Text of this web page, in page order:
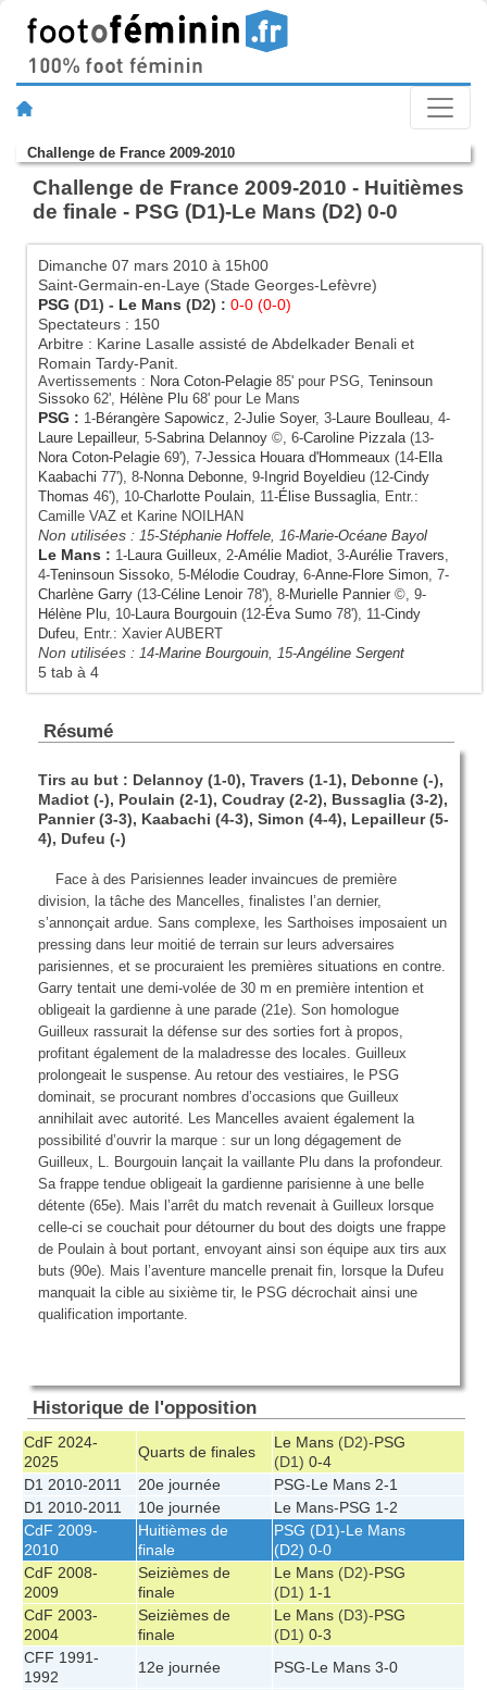
Challenge de France 2009-2010
Challenge de France 2009-2010 - Huitièmes
de finale - PSG (D1)-Le Mans (D2) 0-0
Dimanche 07 mars 2010 à 15h00
Saint-Germain-en-Laye (Stade Georges-Lefèvre)
PSG (D1) - Le Mans (D2) : 0-0 (0-0)
Spectateurs : 150
Arbitre : Karine Lasalle assisté de Abdelkader Benali et
Romain Tardy-Panit.
Avertissements : Nora Coton-Pelagie 85' pour PSG, Teninsoun
Sissoko 62', Hélène Plu 68' pour Le Mans
PSG : 1-Bérangère Sapowicz, 2-Julie Soyer, 3-Laure Boulleau, 4-
Laure Lepailleur, 5-Sabrina Delannoy ©, 6-Caroline Pizzala(13-
Nora Coton-Pelagie 69'), 7-Jessica Houara d'Hommeaux (14-Ella
Kaabachi 77'), 8-Nonna Debonne, 9- Ingrid Boyeldieu (12-Cindy
Thomas 46'), 10-Charlotte Poulain, 11-Élise Bussaglia, Entr.:
Camille VAZ et Karine NOILHAN
Non utilisées : 15-Stéphanie Hoffele, 16-Marie-Océane Bayol
Le Mans : 1-Laura Guilleux, 2-Amélie Madiot, 3-Aurélie Travers,
4-Teninsoun Sissoko, 5-Mélodie Coudray, 6-Anne-Flore Simon, 7-
Charlène Garry (13-Céline Lenoir 78'), 8-Murielle Pannier ©, 9-
Hélène Plu, 10-Laura Bourgouin (12-Éva Sumo 78'), 11-Cindy
Dufeu, Entr.: Xavier AUBERT
Non utilisées : 14-Marine Bourgouin, 15-Angéline Sergent
5 tab à 4
Résumé
Tirs au but : Delannoy (1-0), Travers (1-1), Debonne (-),
Madiot (-), Poulain (2-1), Coudray (2-2), Bussaglia (3-2),
Pannier (3-3), Kaabachi (4-3), Simon (4-4), Lepailleur (5-
4), Dufeu (-)
Face à des Parisiennes leader invaincues de première
division, la tâche des Mancelles, finalistes l’an dernier,
s’annonçait ardue. Sans complexe, les Sarthoises imposaient un
pressing dans leur moitié de terrain sur leurs adversaires
parisiennes, et se procuraient les premières situations en contre.
Garry tentait une demi-volée de 30 m en première intention et
obligeait la gardienne à une parade (21e). Son homologue
Guilleux rassurait la défense sur des sorties fort à propos,
profitant également de la maladresse des locales. Guilleux
prolongeait le suspense. Au retour des vestiaires, le PSG
dominait, se procurant nombres d’occasions que Guilleux
annihilait avec autorité. Les Mancelles avaient également la
possibilité d’ouvrir la marque : sur un long dégagement de
Guilleux, L. Bourgouin lançait la vaillante Plu dans la profondeur.
Sa frappe tendue obligeait la gardienne parisienne à une belle
détente (65e). Mais l’arrêt du match revenait à Guilleux lorsque
celle-ci se couchait pour détourner du bout des doigts une frappe
de Poulain à bout portant, envoyant ainsi son équipe aux tirs aux
buts (90e). Mais l’aventure mancelle prenait fin, lorsque la Dufeu
manquait la cible au sixième tir, le PSG décrochait ainsi une
qualification importante.
Historique de l'opposition
CdF 2024-
2025
Quarts de finales
Le Mans (D2)-PSG
(D1) 0-4
D1 2010-2011
20e journée PSG-Le Mans 2-1
D1 2010-2011
10e journée Le Mans-PSG 1-2
CdF 2009-
2010
Huitièmes de
finale
PSG (D1)-Le Mans
(D2) 0-0
CdF 2008-
2009
Seizièmes de
finale
Le Mans (D2)-PSG
(D1) 1-1
CdF 2003-
2004
Seizièmes de
finale
Le Mans (D3)-PSG
(D1) 0-3
CFF 1991-
1992
12e journée PSG-Le Mans 3-0